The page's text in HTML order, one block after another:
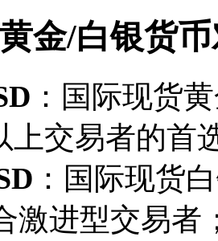
金/白银货
：国际现货
上交易者的首
：国际现货
激进型交易者